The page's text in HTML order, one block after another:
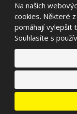
Na našich
cookies. Některé
pomáhají vylepšit
Souhlasíte s